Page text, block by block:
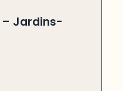
– Jardins-